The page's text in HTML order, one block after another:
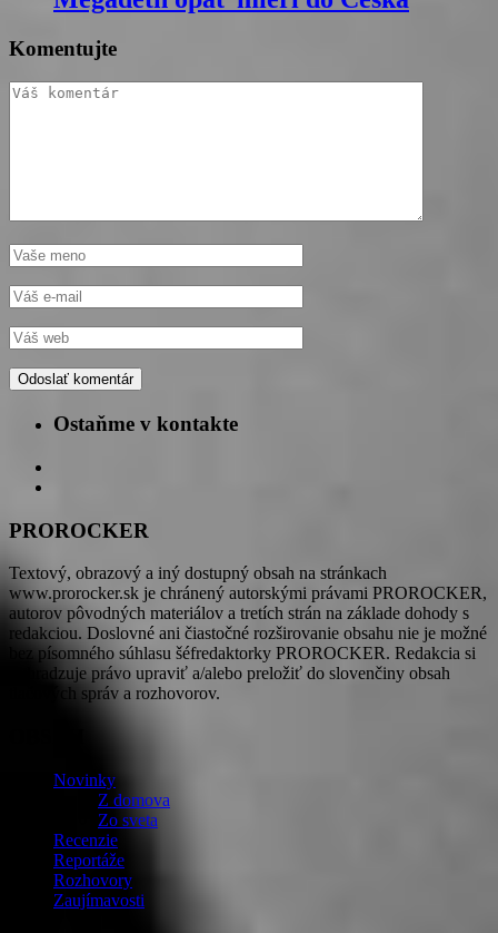
Komentujte
Ostaňme v kontakte
PROROCKER
Textový, obrazový a iný dostupný obsah na stránkach
www.prorocker.sk je chránený autorskými právami PROROCKER,
autorov pôvodných materiálov a tretích strán na základe dohody s
redakciou. Doslovné ani čiastočné rozširovanie obsahu nie je možné
bez písomného súhlasu šéfredaktorky PROROCKER. Redakcia si
vyhradzuje právo upraviť a/alebo preložiť do slovenčiny obsah
tlačových správ a rozhovorov.
Novinky
Z domova
Zo sveta
Recenzie
Reportáže
Rozhovory
Zaujímavosti